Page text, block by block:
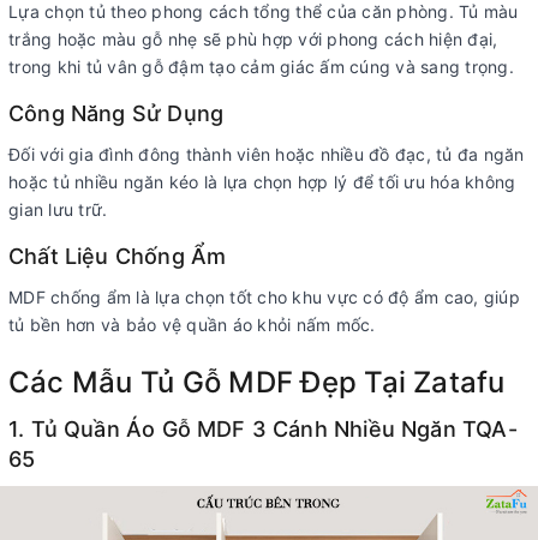
Lựa chọn tủ theo phong cách tổng thể của căn phòng. Tủ màu
trắng hoặc màu gỗ nhẹ sẽ phù hợp với phong cách hiện đại,
trong khi tủ vân gỗ đậm tạo cảm giác ấm cúng và sang trọng.
Công Năng Sử Dụng
Đối với gia đình đông thành viên hoặc nhiều đồ đạc, tủ đa ngăn
hoặc tủ nhiều ngăn kéo là lựa chọn hợp lý để tối ưu hóa không
gian lưu trữ.
Chất Liệu Chống Ẩm
MDF chống ẩm là lựa chọn tốt cho khu vực có độ ẩm cao, giúp
tủ bền hơn và bảo vệ quần áo khỏi nấm mốc.
Các Mẫu Tủ Gỗ MDF Đẹp Tại Zatafu
1. Tủ Quần Áo Gỗ MDF 3 Cánh Nhiều Ngăn TQA-
65